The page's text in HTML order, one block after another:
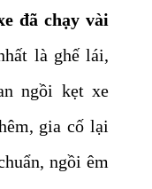
đã chạy vài
là ghế lái,
ngồi kẹt xe
gia cố lại
ngồi êm